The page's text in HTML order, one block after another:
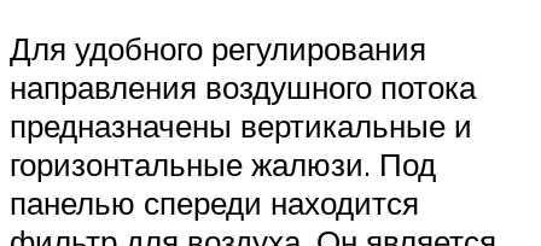
Для удобного регулирования
направления воздушного потока
предназначены вертикальные и
горизонтальные жалюзи. Под
панелью спереди находится